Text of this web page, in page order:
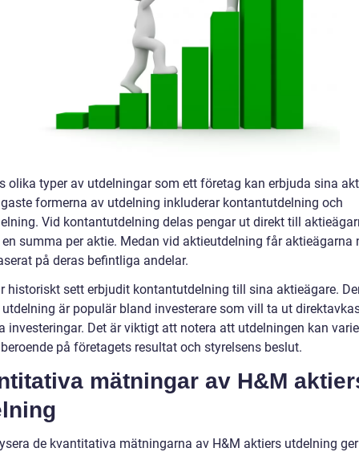
olika typer av utdelningar som ett företag kan erbjuda sina
formerna av utdelning inkluderar kontantutdelning och
Vid kontantutdelning delas pengar ut direkt till
summa per aktie. Medan vid aktieutdelning får aktieägarna
på deras befintliga andelar.
historiskt sett erbjudit kontantutdelning till sina aktieägare.
är populär bland investerare som vill ta ut
investeringar. Det är viktigt att notera att utdelningen kan
på företagets resultat och styrelsens beslut.
mätningar av H&M
de kvantitativa mätningarna av H&M aktiers utdelning ger